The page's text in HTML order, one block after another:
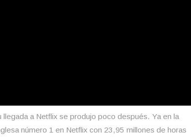
a Netflix se produjo poco después. Ya en la
número 1 en Netflix con 23,95 millones de horas